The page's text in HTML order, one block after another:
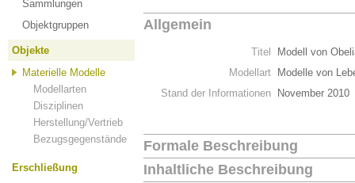
Sammlungen
Objektgruppen
Objekte
Materielle Modelle
Modellarten
Disziplinen
Herstellung/Vertrieb
Bezugsgegenstände
Erschließung
Allgemein
Titel
Modell von
Modellart
Modelle von
Stand der Informationen
November 2010
Formale Beschreibung
Inhaltliche Beschreibung